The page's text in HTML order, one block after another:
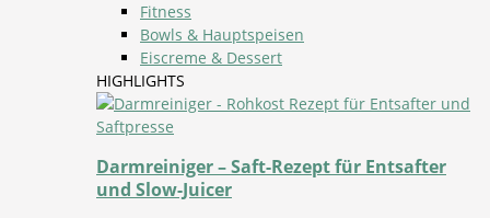
Fitness
Bowls & Hauptspeisen
Eiscreme & Dessert
HIGHLIGHTS
Darmreiniger – Saft-Rezept für Entsafter
und Slow-Juicer